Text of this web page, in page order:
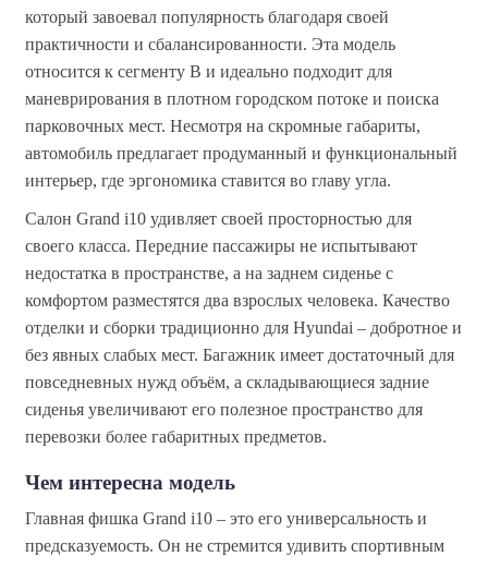
который завоевал популярность благодаря своей
практичности и сбалансированности. Эта модель
относится к сегменту B и идеально подходит для
маневрирования в плотном городском потоке и поиска
парковочных мест. Несмотря на скромные габариты,
автомобиль предлагает продуманный и функциональный
интерьер, где эргономика ставится во главу угла.
Салон Grand i10 удивляет своей просторностью для
своего класса. Передние пассажиры не испытывают
недостатка в пространстве, а на заднем сиденье с
комфортом разместятся два взрослых человека. Качество
отделки и сборки традиционно для Hyundai – добротное и
без явных слабых мест. Багажник имеет достаточный для
повседневных нужд объём, а складывающиеся задние
сиденья увеличивают его полезное пространство для
перевозки более габаритных предметов.
Чем интересна модель
Главная фишка Grand i10 – это его универсальность и
предсказуемость. Он не стремится удивить спортивным